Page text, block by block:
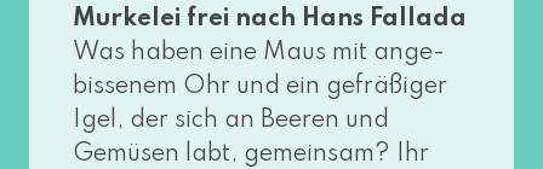
Murkelei frei nach Hans Fallada
Was haben eine Maus mit ange­
bis­se­nem Ohr und ein gefrä­ßi­ger
Igel, der sich an Beeren und
Gemüsen labt, gemein­sam? Ihr